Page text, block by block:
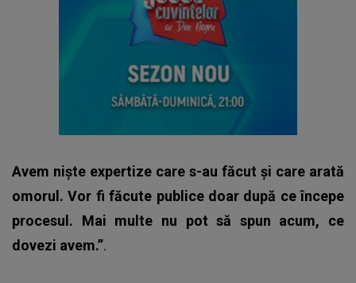
Avem niște expertize care s-au făcut și care arată
omorul. Vor fi făcute publice doar după ce începe
procesul. Mai multe nu pot să spun acum, ce
dovezi avem.”.